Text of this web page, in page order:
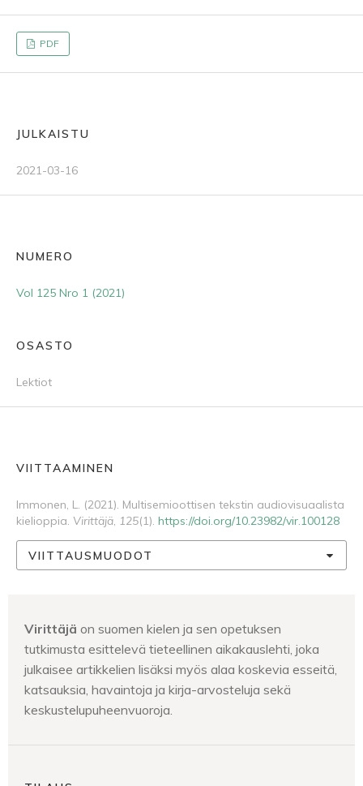
PDF
JULKAISTU
2021-03-16
NUMERO
Vol 125 Nro 1 (2021)
OSASTO
Lektiot
VIITTAAMINEN
Immonen, L. (2021). Multisemioottisen tekstin audiovisuaalista
kielioppia. Virittäjä, 125(1). https://doi.org/10.23982/vir.100128
VIITTAUSMUODOT
Virittäjä on suomen kielen ja sen opetuksen
tutkimusta esittelevä tieteellinen aikakauslehti, joka
julkaisee artikkelien lisäksi myös alaa koskevia esseitä,
katsauksia, havaintoja ja kirja-arvosteluja sekä
keskustelupuheenvuoroja.